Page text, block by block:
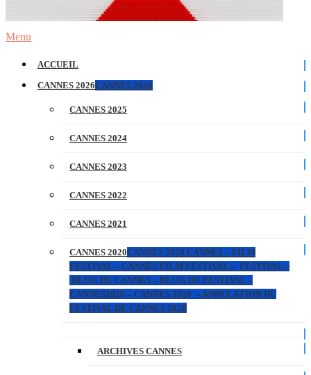
Menu
ACCUEIL
CANNES 2026CANNES 2026
CANNES 2025
CANNES 2024
CANNES 2023
CANNES 2022
CANNES 2021
CANNES 2020CANNES 2020 CANNES – FILM
FESTIVAL – CANNES FILM FESTIVAL – FESTIVAL –
BLOG DE CANNES – BLOG DU FESTIVAL –
CANNES2020 – CANNES 2020 – ANNULATION DU
FESTIVAL DE CANNES 2020
ARCHIVES CANNES